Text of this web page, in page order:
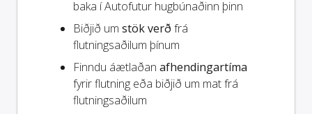
baka í Autofutur hugbúnaðinn þinn
Biðjið um stök verð frá
flutningsaðilum þínum
Finndu áætlaðan afhendingartíma
fyrir flutning eða biðjið um mat frá
flutningsaðilum